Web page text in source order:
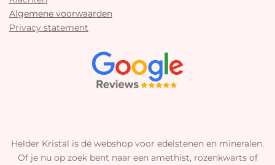
Algemene voorwaarden
Privacy statement
Helder Kristal is dé webshop voor edelstenen en mineralen.
Of je nu op zoek bent naar een amethist, rozenkwarts of